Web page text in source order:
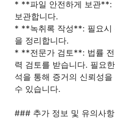
* **파일 안전하게 보관**:
보관합니다.
* **녹취록 작성**: 필요시
을 정리합니다.
* **전문가 검토**: 법률 전
력 검토를 받습니다. 필요
석을 통해 증거의 신뢰성
수 있습니다.
### 추가 정보 및 유의사항